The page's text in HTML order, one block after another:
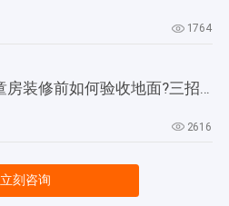
1764
2616
立刻咨询